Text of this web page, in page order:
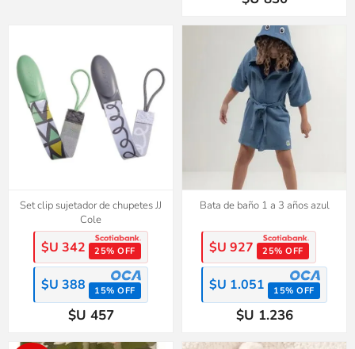
Set clip sujetador de chupetes JJ
Cole
$U 342 25% OFF
$U 388 15% OFF
$U 457
Bata de baño 1 a 3 años azul
$U 927 25% OFF
$U 1.051 15% OFF
$U 1.236